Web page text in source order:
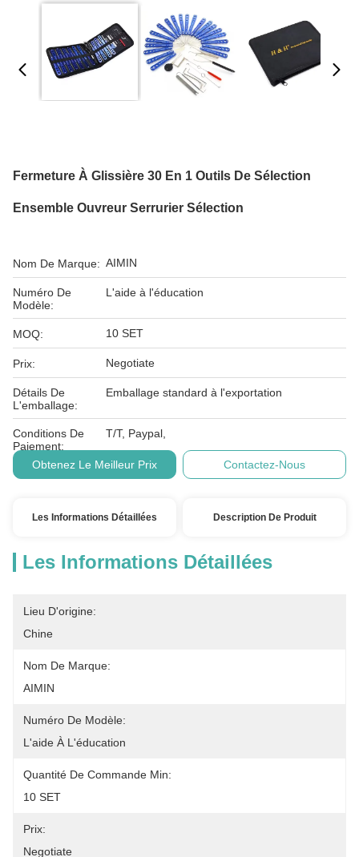
Fermeture À Glissière 30 En 1 Outils De Sélection
Ensemble Ouvreur Serrurier Sélection
Nom De Marque: AIMIN
Numéro De
Modèle:
L'aide à l'éducation
MOQ: 10 SET
Prix: Negotiate
Détails De
L'emballage:
Emballage standard à l'exportation
Conditions De
Paiement:
T/T, Paypal,
Obtenez Le Meilleur Prix Contactez-Nous
Les Informations Détaillées Description De Produit
Les Informations Détaillées
Lieu D'origine:
Chine
Nom De Marque:
AIMIN
Numéro De Modèle:
L'aide À L'éducation
Quantité De Commande Min:
10 SET
Prix:
Negotiate